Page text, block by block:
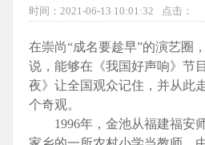
时间：2021-06-13 10:01:32 点击：
在崇尚“成名要趁早”的演艺圈
说，能够在《我国好声响》节
夜》让全国观众记住，并从此
个奇观。
1996年，金池从福建福安